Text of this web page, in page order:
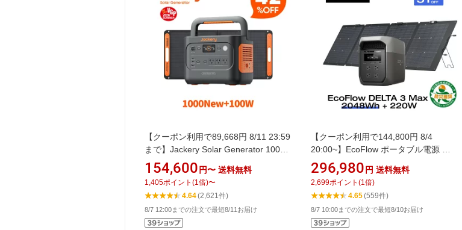
【クーポン利用で89,668円 8/11 23:59
まで】Jackery Solar Generator 1000
New 1070Wh 100W ポータブル電源
ソーラーパネル セット リン酸鉄 長寿
命 バッテリー 定格1500W コンパクト
急速充電 アウトドア 防災 車中泊 UPS
機能 太陽光発電 ジャクリ
154,600 円〜 送料無料
1,405ポイント (1倍)〜
4.64(2,621件)
8/7 12:00までの注文で最短8/11お届け
【クーポン利用で144,800円 8/4
20:00~】EcoFlow ポータブル電源 ソ
ーラーパネル セット DELTA 3 Max
2048Wh+220W 長寿命 大容量 5年保証
蓄電池 発電機 バッテリー 太陽光発電
防災グッズ キャンプ 停電 エコフロー
296,980 円 送料無料
2,699ポイント (1倍)
4.65(559件)
8/7 10:00までの注文で最短8/10お届け